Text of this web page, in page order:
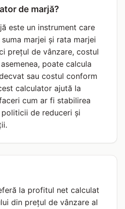
de marjă?
este un instrument care
marjei și rata marjei
prețul de vânzare, costul
poate calcula
sau costul conform
calculator ajută la
cum ar fi stabilirea
de reduceri și
la profitul net calculat
din prețul de vânzare al